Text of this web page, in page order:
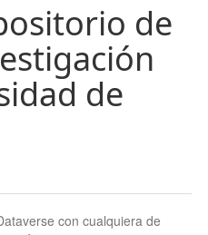
de
de
con cualquiera de